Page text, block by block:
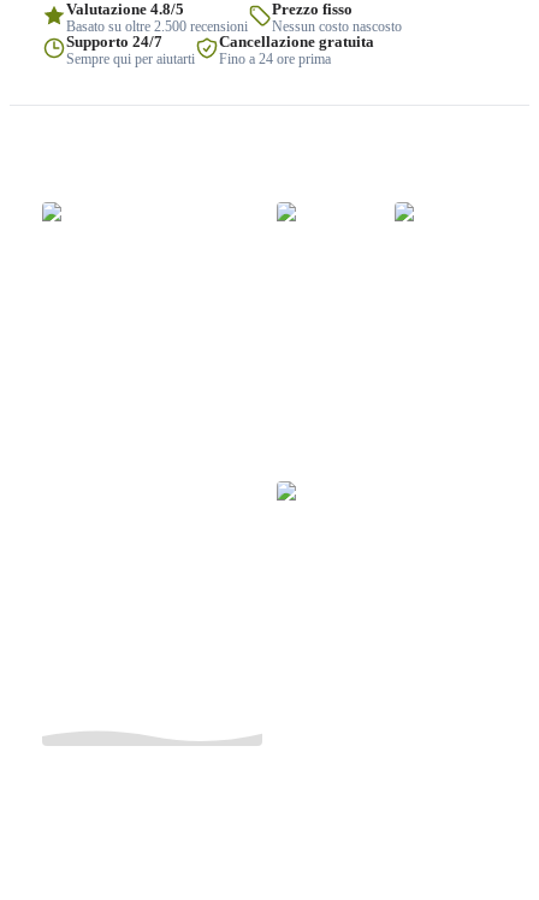
Valutazione 4.8/5
Basato su oltre 2.500 recensioni
Prezzo fisso
Nessun costo nascosto
Supporto 24/7
Sempre qui per aiutarti
Cancellazione gratuita
Fino a 24 ore prima